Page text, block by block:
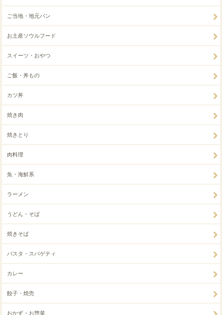
ご当地・地元パン
お土産ソウルフード
スイーツ・おやつ
ご飯・丼もの
カツ丼
焼き肉
焼きとり
肉料理
魚・海鮮系
ラーメン
うどん・そば
焼きそば
パスタ・スパゲティ
カレー
餃子・焼売
おかず・お惣菜